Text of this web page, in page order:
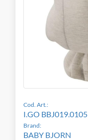
Cod. Art.:
I.GO BBJ019.0105
Brand:
BABY BJORN